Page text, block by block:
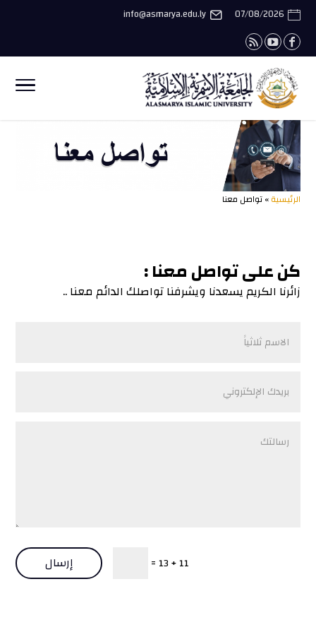
07/08/2026
info@asmarya.edu.ly
الرئيسية» تواصل معنا
كن على تواصل معنا :
زائرنا الكريم يسعدنا ويشرفنا تواصلك الدائم معنا ..
إرسال 11 + 13
=